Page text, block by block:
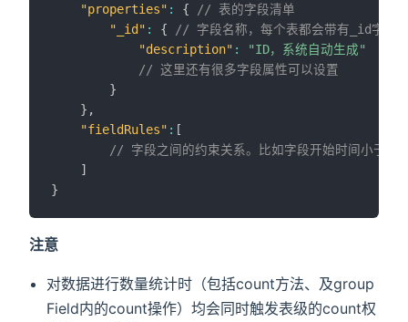
"properties" : {
// 表的字段清单
"_id" : {
// 字段名称，每个表都会带有_id字段
"description" :
"ID，系统自动生成"
// 这里还有很多字段属性可以设置
}
} ,
"fieldRules" : [
// 字段之间的约束关系。比如字段开始时间小于字
]
}
注意
对数据进行数量统计时（包括count方法、及group
Field内的count操作）均会同时触发表级的count权